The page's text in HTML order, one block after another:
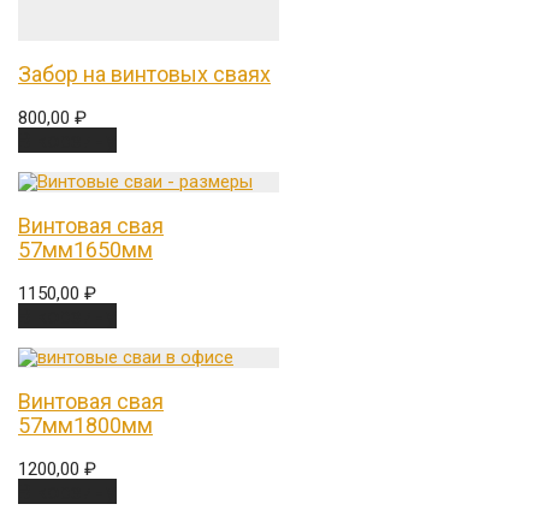
Забор на винтовых сваях
800,00 ₽
Винтовая свая
57мм1650мм
1150,00 ₽
Винтовая свая
57мм1800мм
1200,00 ₽